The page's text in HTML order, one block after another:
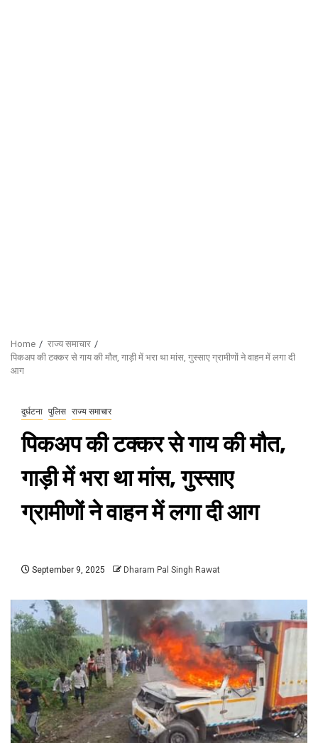
Home
राज्य समाचार
पिकअप की टक्कर से गाय की मौत, गाड़ी में भरा था मांस, गुस्साए ग्रामीणों ने वाहन में लगा दी
आग
दुर्घटना पुलिस राज्य समाचार
पिकअप की टक्कर से गाय की मौत,
गाड़ी में भरा था मांस, गुस्साए
ग्रामीणों ने वाहन में लगा दी आग
September 9, 2025 Dharam Pal Singh Rawat